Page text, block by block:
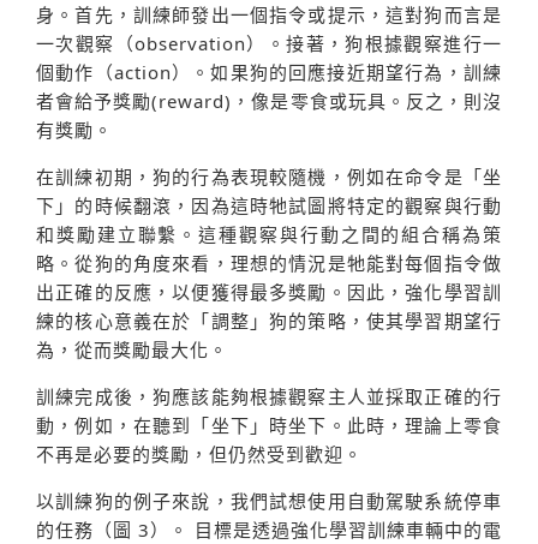
身。首先，訓練師發出一個指令或提示，這對狗而言是
一次觀察（observation）。接著，狗根據觀察進行一
個動作（action）。如果狗的回應接近期望行為，訓練
者會給予獎勵(reward)，像是零食或玩具。反之，則沒
有獎勵。
在訓練初期，狗的行為表現較隨機，例如在命令是「坐
下」的時候翻滾，因為這時牠試圖將特定的觀察與行動
和獎勵建立聯繫。這種觀察與行動之間的組合稱為策
略。從狗的角度來看，理想的情況是牠能對每個指令做
出正確的反應，以便獲得最多獎勵。因此，強化學習訓
練的核心意義在於「調整」狗的策略，使其學習期望行
為，從而獎勵最大化。
訓練完成後，狗應該能夠根據觀察主人並採取正確的行
動，例如，在聽到「坐下」時坐下。此時，理論上零食
不再是必要的獎勵，但仍然受到歡迎。
以訓練狗的例子來說，我們試想使用自動駕駛系統停車
的任務（圖 3）。 目標是透過強化學習訓練車輛中的電